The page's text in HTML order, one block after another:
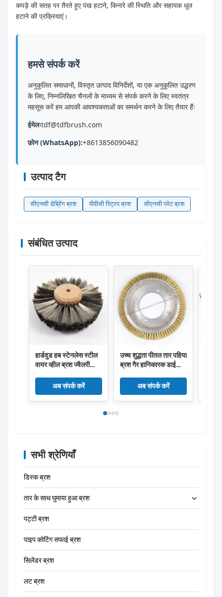
कपड़े की सतह पर तैरते हुए पंख हटाने, किनारे की स्थिति और सहायक धूल
हटाने की प्रक्रियाएं।
हमसे संपर्क करें
अनुकूलित समाधानों, विस्तृत उत्पाद विनिर्देशों, या एक अनुकूलित उद्धरण
के लिए, निम्नलिखित चैनलों के माध्यम से संपर्क करने के लिए स्वतंत्र
महसूस करें हम आपकी आवश्यकताओं का समर्थन करने के लिए तैयार हैंः
ईमेलःtdf@tdfbrush.com
फ़ोन (WhatsApp):+8613856090482
उत्पाद टैग
सीएनसी डेब्रेिंग ब्रश पीवीसी स्ट्रिप ब्रश सीएनसी प्लेट ब्रश
संबंधित उत्पाद
हार्डवुड हब स्टेनलेस स्टील
वायर व्हील ब्रश ज्वैलरी
योग्य आकार के साथ डिबरिंग
के लिए
अब संपर्क करें
उच्च शुद्धता पीतल तार पहिया
ब्रश गैर हानिकारक डाई
प्रतिरोधी वस्त्र अनुप्रयोगों
के लिए
अब संपर्क करें
सभी श्रेणियाँ
डिस्क ब्रश
तार के साथ घुमाया हुआ ब्रश
ट्यूब सफाई ब्रश
पुआल सफाई ब्रश
पट्टी ब्रश
पाइप कोटिंग सफाई ब्रश
सिलेंडर ब्रश
लट ब्रश